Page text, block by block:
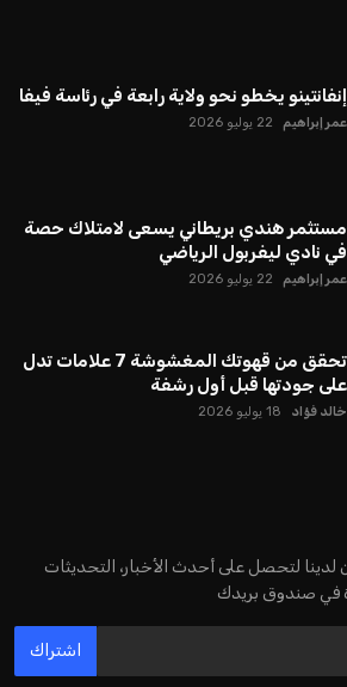
المعارضة بشكل ملحوظ داخل القارة
الانتقادات الموجهة إلى إنفانتينو
البطولات الدولية وأثر ذلك على الجدول
وقد دعا رئيس رابطة الدوري الإسباني،
معتبراً أن سياساته تضر بصناعة
المباريات.
تشير التوقعات إلى أن إنفانتينو
بولاية جديدة، خصوصًا في ظل غياب
داخل الأسرة الكروية الدولية. هذا يعزز
“فيفا” حتى عام 2031.